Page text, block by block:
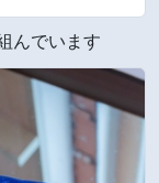
んでいます